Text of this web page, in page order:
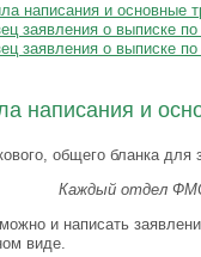
написания и основные
заявления о выписке
заявления о выписке
написания и
общего бланка для
Каждый отдел
и написать
виде.